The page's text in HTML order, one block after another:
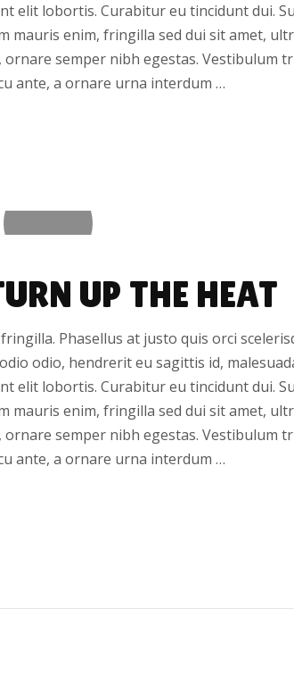
elit lobortis. Curabitur eu tincidunt dui.
mauris enim, fringilla sed dui sit amet,
semper nibh egestas. Vestibulum
ante, a ornare urna interdum …
UP THE HEAT
Phasellus at justo quis orci
odio, hendrerit eu sagittis id,
elit lobortis. Curabitur eu tincidunt dui.
mauris enim, fringilla sed dui sit amet,
semper nibh egestas. Vestibulum
ante, a ornare urna interdum …